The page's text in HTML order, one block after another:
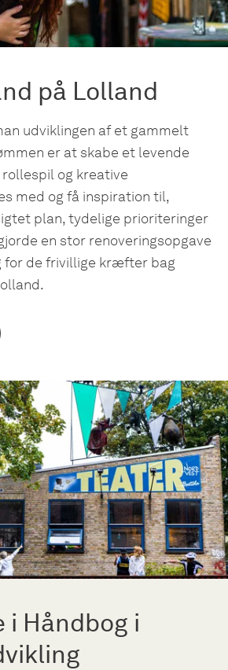
på Lolland
udviklingen af et gammelt
er at skabe et levende
og kreative
med og få inspiration til,
plan, tydelige prioriteringer
en stor renoveringsopgave
for de frivillige kræfter bag
i Håndbog i